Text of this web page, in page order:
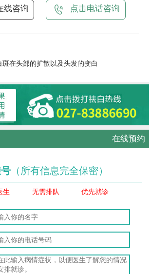
线咨询 点击电话咨询
斑在头部的扩散以及头发的变白
在线预约
（所有信息完全保密）
生 无需排队 优先就诊